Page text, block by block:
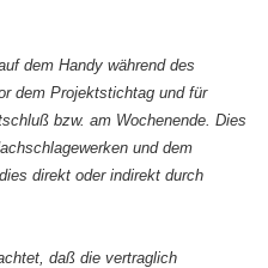
dem Handy während des
dem Projektstichtag und für
bzw. am Wochenende. Dies
und dem
direkt oder indirekt durch
daß die vertraglich